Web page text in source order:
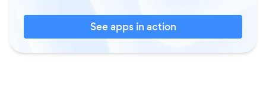
See apps in action